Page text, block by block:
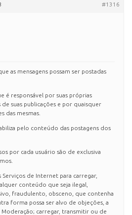
#1316
as mensagens possam ser postadas
é responsável por suas próprias
suas publicações e por quaisquer
das mesmas.
pelo conteúdo das postagens dos
por cada usuário são de exclusiva
Serviços de Internet para carregar,
conteúdo que seja ilegal,
fraudulento, obsceno, que contenha
forma possa ser alvo de objeções, a
carregar, transmitir ou de